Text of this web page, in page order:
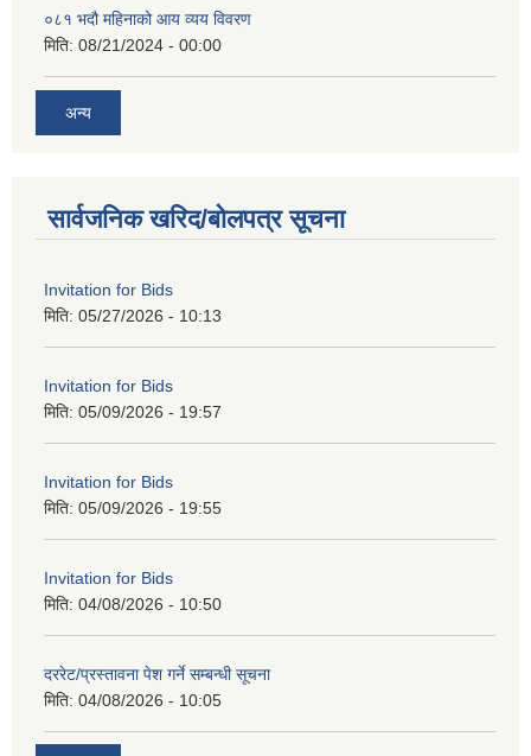
०८१ भदौ महिनाको आय व्यय विवरण
मिति: 08/21/2024 - 00:00
अन्य
सार्वजनिक खरिद/बोलपत्र सूचना
Invitation for Bids
मिति: 05/27/2026 - 10:13
Invitation for Bids
मिति: 05/09/2026 - 19:57
Invitation for Bids
मिति: 05/09/2026 - 19:55
Invitation for Bids
मिति: 04/08/2026 - 10:50
दररेट/प्रस्तावना पेश गर्ने सम्बन्धी सूचना
मिति: 04/08/2026 - 10:05